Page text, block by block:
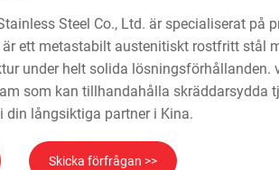
Steel Co., Ltd. är specialiserat på
ett metastabilt austenitiskt rostfritt stål
under helt solida lösningsförhållanden.
som kan tillhandahålla skräddarsydda
din långsiktiga partner i Kina.
Skicka förfrågan >>